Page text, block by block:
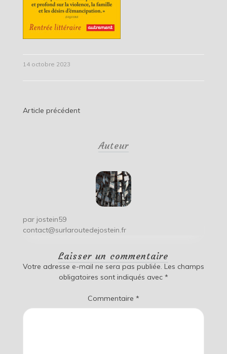
14 octobre 2023
Navigation
Article précédent
Auteur
par jostein59
contact@surlaroutedejostein.fr
Laisser un commentaire
Votre adresse e-mail ne sera pas publiée. Les champs
obligatoires sont indiqués avec *
Commentaire *